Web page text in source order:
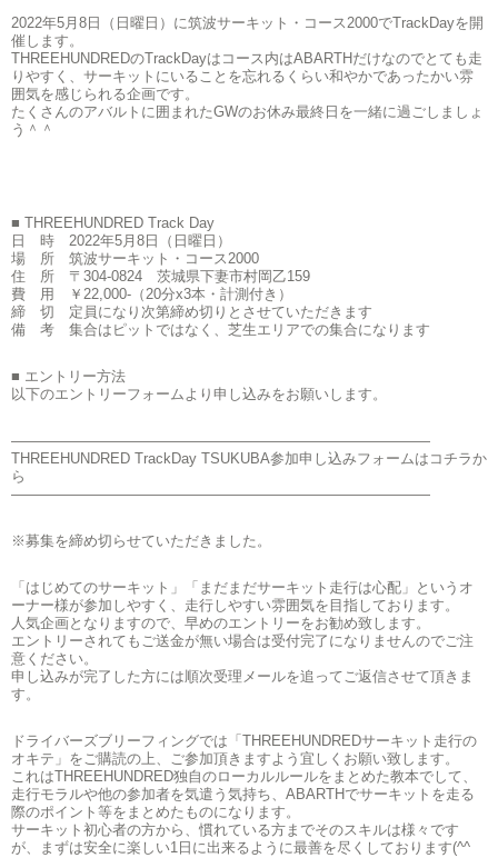
2022年5月8日（日曜日）に筑波サーキット・コース2000でTrackDayを開
催します。
THREEHUNDREDのTrackDayはコース内はABARTHだけなのでとても走
りやすく、サーキットにいることを忘れるくらい和やかであったかい雰
囲気を感じられる企画です。
たくさんのアバルトに囲まれたGWのお休み最終日を一緒に過ごしましょ
う＾＾
■ THREEHUNDRED Track Day
日 時 2022年5月8日（日曜日）
場 所 筑波サーキット・コース2000
住 所 〒304-0824 茨城県下妻市村岡乙159
費 用 ￥22,000-（20分x3本・計測付き）
締 切 定員になり次第締め切りとさせていただきます
備 考 集合はピットではなく、芝生エリアでの集合になります
■ エントリー方法
以下のエントリーフォームより申し込みをお願いします。
—————————————————————————————
THREEHUNDRED TrackDay TSUKUBA参加申し込みフォームはコチラか
ら
—————————————————————————————
※募集を締め切らせていただきました。
「はじめてのサーキット」「まだまだサーキット走行は心配」というオ
ーナー様が参加しやすく、走行しやすい雰囲気を目指しております。
人気企画となりますので、早めのエントリーをお勧め致します。
エントリーされてもご送金が無い場合は受付完了になりませんのでご注
意ください。
申し込みが完了した方には順次受理メールを追ってご返信させて頂きま
す。
ドライバーズブリーフィングでは「THREEHUNDREDサーキット走行の
オキテ」をご購読の上、ご参加頂きますよう宜しくお願い致します。
これはTHREEHUNDRED独自のローカルルールをまとめた教本でして、
走行モラルや他の参加者を気遣う気持ち、ABARTHでサーキットを走る
際のポイント等をまとめたものになります。
サーキット初心者の方から、慣れている方までそのスキルは様々です
が、まずは安全に楽しい1日に出来るように最善を尽くしております(^^ゞ